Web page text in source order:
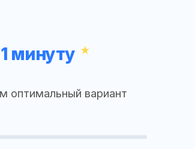
минуту
оптимальный вариант